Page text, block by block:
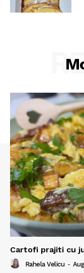
Cartofi prajiti cu
Rahela Velicu -